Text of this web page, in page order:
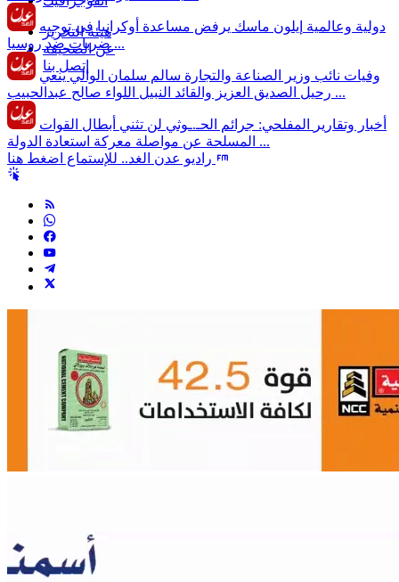
هيئة التحرير
عن الصحيفة
إتصل بنا
دولية وعالمية إيلون ماسك يرفض مساعدة أوكرانيا في توجيه
ضربات ضد روسيا ...
وفيات نائب وزير الصناعة والتجارة سالم سلمان الوالي ينعي
رحيل الصديق العزيز والقائد النبيل اللواء صالح عبدالحبيب ...
أخبار وتقارير
المفلحي: جرائم الحـ.ـوثي لن تثني أبطال القوات
المسلحة عن مواصلة معركة استعادة الدولة ...